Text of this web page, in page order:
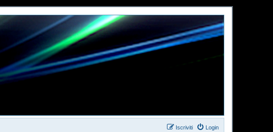
Login
Iscriviti